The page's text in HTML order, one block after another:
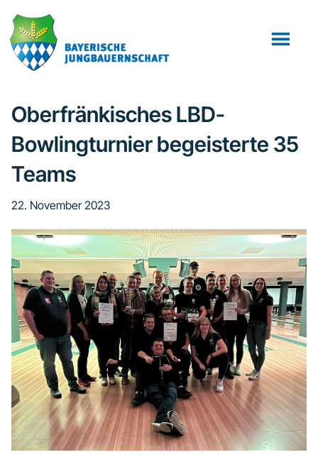
Inhalt
springen
Seitenspalte
springen
Fußzeile
springen
Oberfränkisches LBD-
Bowlingturnier begeisterte 35
Teams
22. November 2023